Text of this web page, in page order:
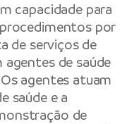
capacidade para
por
de serviços de
de saúde
agentes atuam
saúde e a
de